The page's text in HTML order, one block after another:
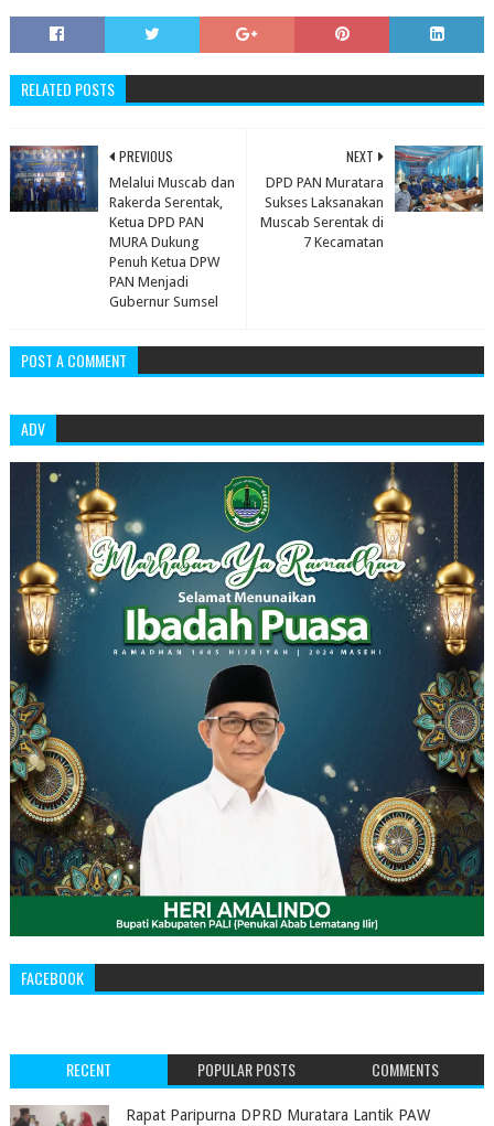
RELATED POSTS
NEXT
DPD PAN Muratara
Sukses Laksanakan
Muscab Serentak di
7 Kecamatan
PREVIOUS
Melalui Muscab dan
Rakerda Serentak,
Ketua DPD PAN
MURA Dukung
Penuh Ketua DPW
PAN Menjadi
Gubernur Sumsel
POST A COMMENT
ADV
FACEBOOK
RECENT POPULAR POSTS COMMENTS
‎Rapat Paripurna DPRD Muratara Lantik PAW